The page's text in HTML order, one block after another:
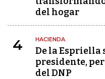
del hogar
4 HACIENDA
De la Espriella
presidente,
del DNP